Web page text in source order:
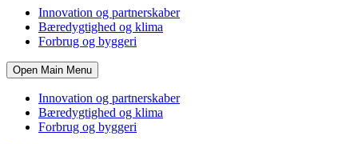
Innovation og partnerskaber
Bæredygtighed og klima
Forbrug og byggeri
Open Main Menu
Innovation og partnerskaber
Bæredygtighed og klima
Forbrug og byggeri